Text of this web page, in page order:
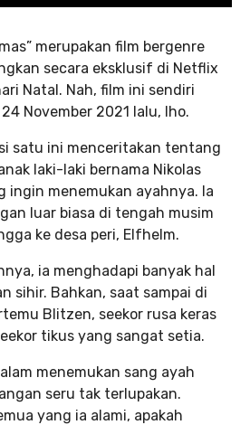
merupakan film bergenre
secara eksklusif di Netflix
Natal. Nah, film ini sendiri
November 2021 lalu, lho.
satu ini menceritakan tentang
laki-laki bernama Nikolas
ingin menemukan ayahnya. Ia
luar biasa di tengah musim
ke desa peri, Elfhelm.
ia menghadapi banyak hal
sihir. Bahkan, saat sampai di
Blitzen, seekor rusa keras
tikus yang sangat setia.
menemukan sang ayah
seru tak terlupakan.
yang ia alami, apakah